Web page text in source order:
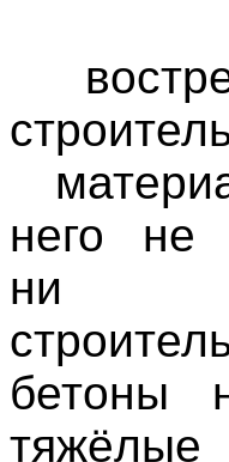
него не
ни
бетоны